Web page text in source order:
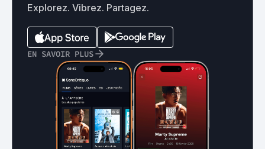
Explorez. Vibrez. Partagez.
EN SAVOIR PLUS